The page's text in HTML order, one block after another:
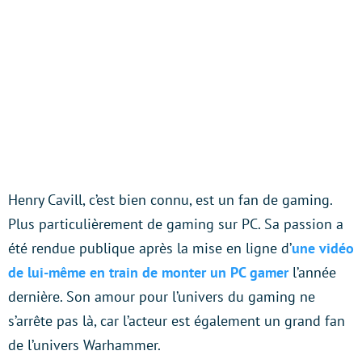
Henry Cavill, c’est bien connu, est un fan de gaming.
Plus particulièrement de gaming sur PC. Sa passion a
été rendue publique après la mise en ligne d’une vidéo
de lui-même en train de monter un PC gamer l’année
dernière. Son amour pour l’univers du gaming ne
s’arrête pas là, car l’acteur est également un grand fan
de l’univers Warhammer.